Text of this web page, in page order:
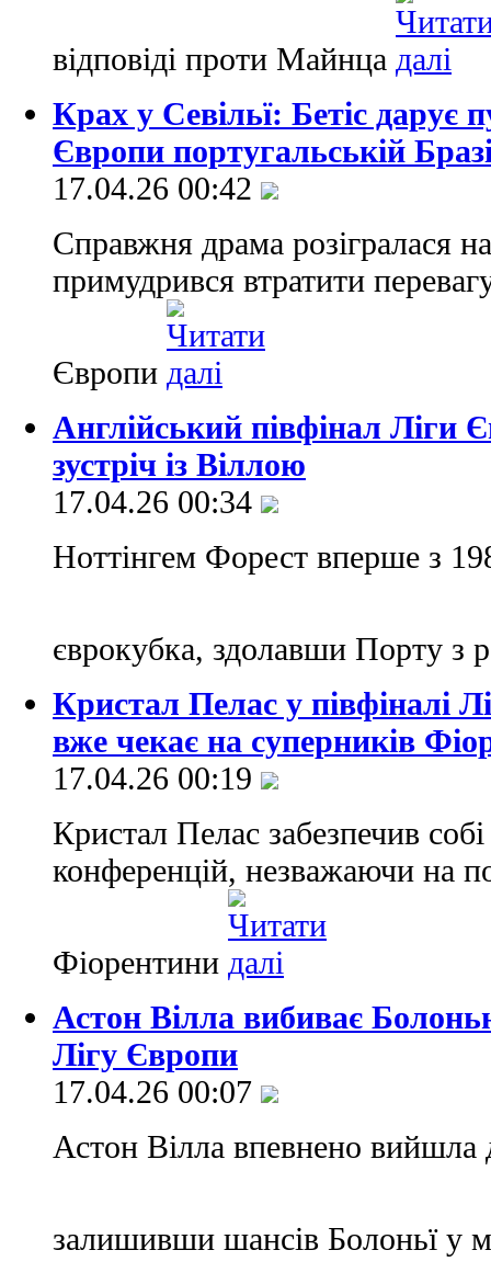
відповіді проти Майнца
Крах у Севільї: Бетіс дарує
Європи португальській
17.04.26 00:42
Справжня драма розігралася
примудрився втратити
Європи
Англійський півфінал Ліги
зустріч із Віллою
17.04.26 00:34
Ноттінгем Форест вперше з
єврокубка, здолавши Порту з
Кристал Пелас у півфіналі
вже чекає на суперників
17.04.26 00:19
Кристал Пелас забезпечив
конференцій, незважаючи на
Фіорентини
Астон Вілла вибиває
Лігу Європи
17.04.26 00:07
Астон Вілла впевнено вийшла
залишивши шансів Болоньї у